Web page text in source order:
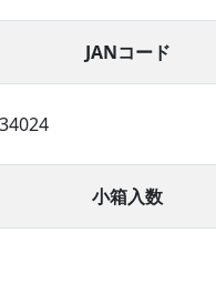
JANコード
小箱入数